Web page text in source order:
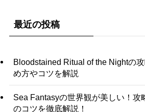
最近の投稿
Bloodstained Ritual of the Nightの
め方やコツを解説
Sea Fantasyの世界観が美しい！攻
のコツを徹底解説！